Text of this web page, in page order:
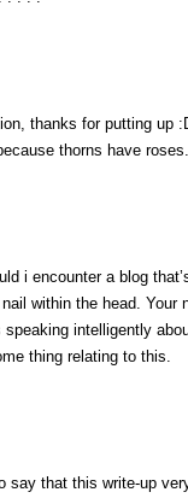
thanks for putting up
thorns have
i encounter a blog
within the head. Your
intelligently
thing relating to this.
say that this write-up